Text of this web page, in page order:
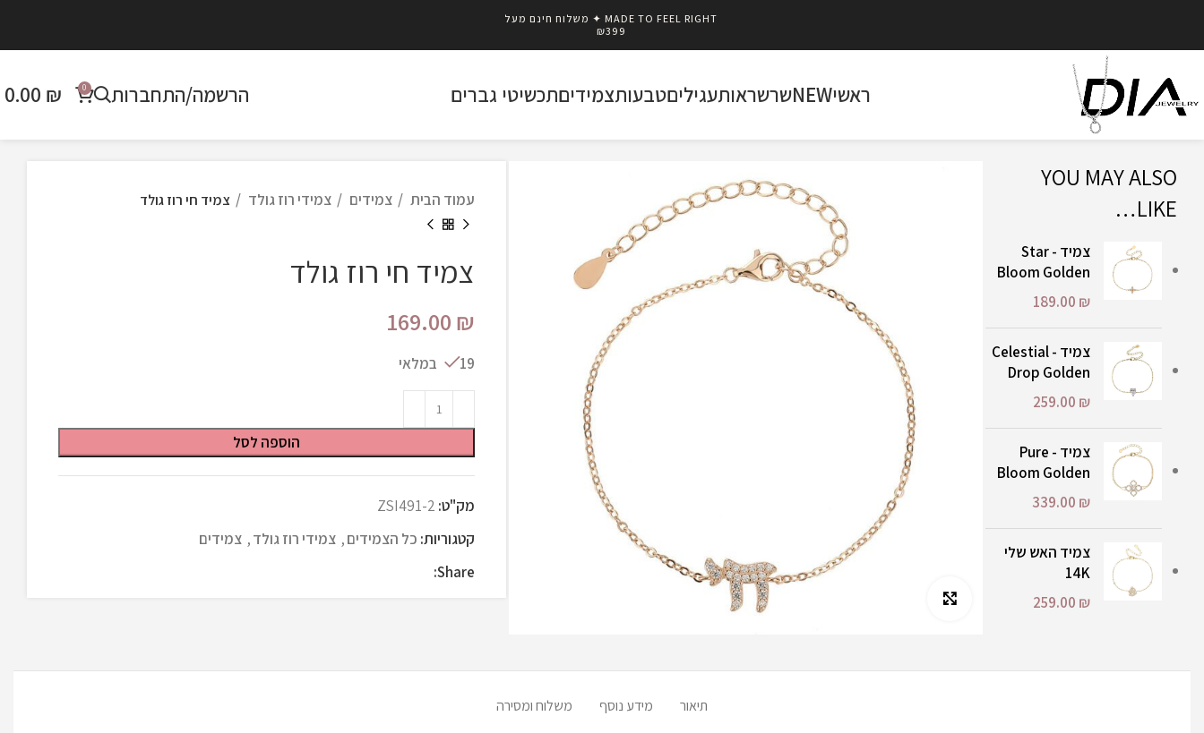
MADE TO FEEL RIGHT ✦ משלוח חינם מעל
₪399
ראשיNEWשרשראותעגיליםטבעותצמידיםתכשיטי גברים הרשמה/התחברות 0
0.00 ₪
עמוד הבית צמידים צמידי רוז גולד צמיד חי רוז גולד
צמיד חי רוז גולד
169.00 ₪
19 במלאי
הוספה לסל
מק"ט: ZSI491-2
קטגוריות: כל הצמידים, צמידי רוז גולד, צמידים
Share:
YOU MAY ALSO
LIKE…
צמיד - Star
Bloom Golden
189.00 ₪
צמיד - Celestial
Drop Golden
259.00 ₪
צמיד - Pure
Bloom Golden
339.00 ₪
צמיד האש שלי
14K
259.00 ₪
תיאור מידע נוסף משלוח ומסירה